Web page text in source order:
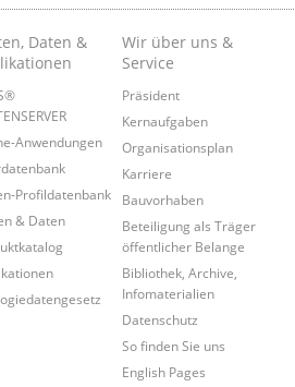
Daten &
Anwendungen
Profildatenbank
& Daten
Wir über uns &
Service
Präsident
Kernaufgaben
Organisationsplan
Karriere
Bauvorhaben
Beteiligung als Träger
öffentlicher Belange
Bibliothek, Archive,
Infomaterialien
Datenschutz
So finden Sie uns
English Pages